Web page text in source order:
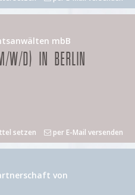
mbB
W/D) IN BERLIN
setzen per E-Mail versenden
von